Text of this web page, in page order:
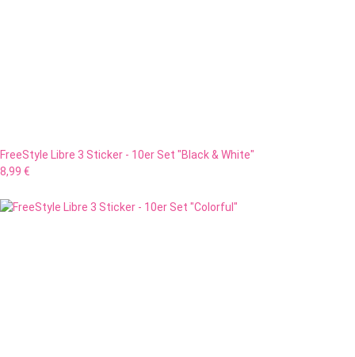
FreeStyle Libre 3 Sticker - 10er Set "Black & White"
8,99 €